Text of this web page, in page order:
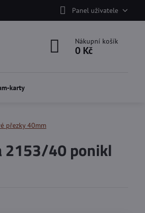
Panel uživatele
Nákupní košík
0 Kč
karty
přezky 40mm
2153/40 ponikl